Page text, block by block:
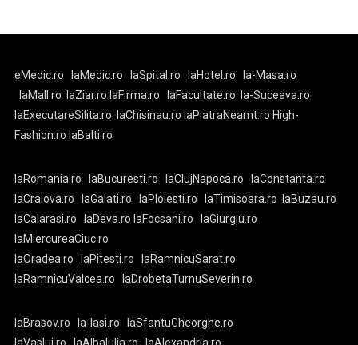
eMedic.ro laMedic.ro laSpital.ro laHotel.ro
la-Masa.ro
laMall.ro
laZiar.ro laFirma.ro laFacultate.ro
la-Suceava.ro
laExecutareSilita.ro
laChisinau.ro laPiatraNeamt.ro High-
Fashion.ro laBalti.ro
laRomania.ro laBucuresti.ro laClujNapoca.ro
laConstanta.ro
laCraiova.ro
laGalati.ro laPloiesti.ro laTimisoara.ro
laBuzau.ro
laCalarasi.ro
laDeva.ro laFocsani.ro
laGiurgiu.ro
laMiercureaCiuc.ro
laOradea.ro
laPitesti.ro
laRamnicuSarat.ro
laRamnicuValcea.ro
laDrobetaTurnuSeverin.ro
laBrasov.ro la-Iasi.ro
laSfantuGheorghe.ro